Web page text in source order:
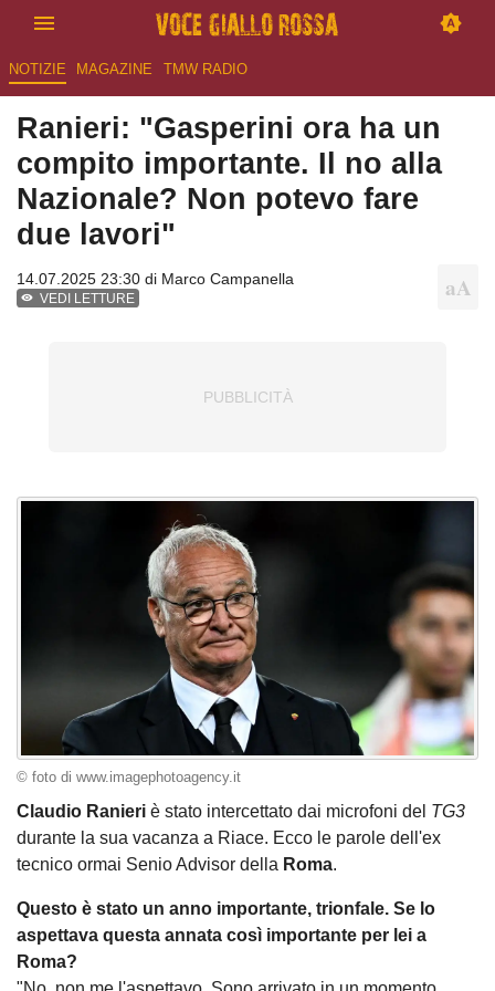
NOTIZIE MAGAZINE TMW RADIO
Ranieri: "Gasperini ora ha un
compito importante. Il no alla
Nazionale? Non potevo fare
due lavori"
14.07.2025 23:30 di Marco Campanella
VEDI LETTURE
© foto di www.imagephotoagency.it
Claudio Ranieri è stato intercettato dai microfoni del TG3
durante la sua vacanza a Riace. Ecco le parole dell'ex
tecnico ormai Senio Advisor della Roma.
Questo è stato un anno importante, trionfale. Se lo
aspettava questa annata così importante per lei a
Roma?